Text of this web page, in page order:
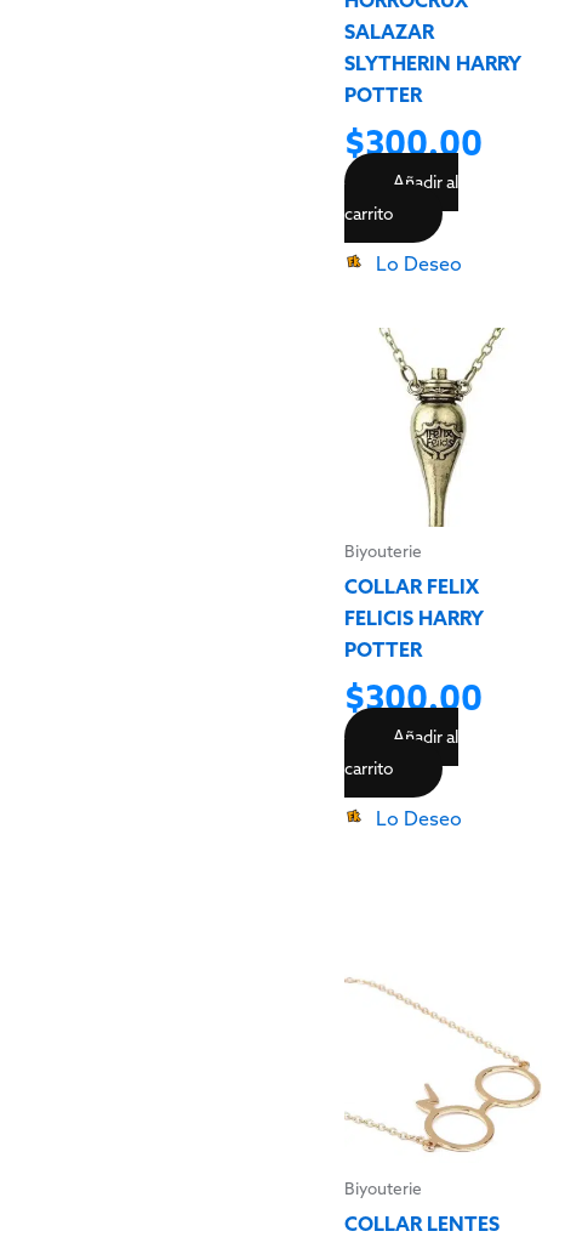
SALAZAR
SLYTHERIN HARRY
POTTER
$300.00
Añadir al
carrito
Lo Deseo
Biyouterie
COLLAR FELIX
FELICIS HARRY
POTTER
$300.00
Añadir al
carrito
Lo Deseo
Biyouterie
COLLAR LENTES